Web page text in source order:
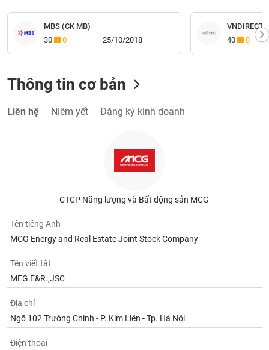
MBS (CK MB)
30
0 25/10/2018
VNDIRECT
40
0
Thông tin cơ bản
Liên hệ Niêm yết Đăng ký kinh doanh
CTCP Năng lượng và Bất động sản MCG
Tên tiếng Anh
MCG Energy and Real Estate Joint Stock Company
Tên viết tắt
MEG E&R.,JSC
Địa chỉ
Ngõ 102 Trường Chinh - P. Kim Liên - Tp. Hà Nội
Điện thoại